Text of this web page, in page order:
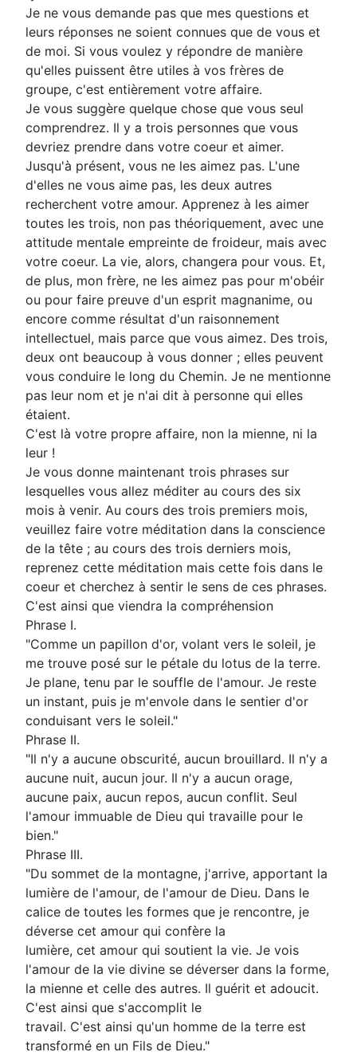
Je ne vous demande pas que mes questions et
leurs réponses ne soient connues que de vous et
de moi. Si vous voulez y répondre de manière
qu'elles puissent être utiles à vos frères de
groupe, c'est entièrement votre affaire.
Je vous suggère quelque chose que vous seul
comprendrez. Il y a trois personnes que vous
devriez prendre dans votre coeur et aimer.
Jusqu'à présent, vous ne les aimez pas. L'une
d'elles ne vous aime pas, les deux autres
recherchent votre amour. Apprenez à les aimer
toutes les trois, non pas théoriquement, avec une
attitude mentale empreinte de froideur, mais avec
votre coeur. La vie, alors, changera pour vous. Et,
de plus, mon frère, ne les aimez pas pour m'obéir
ou pour faire preuve d'un esprit magnanime, ou
encore comme résultat d'un raisonnement
intellectuel, mais parce que vous aimez. Des trois,
deux ont beaucoup à vous donner ; elles peuvent
vous conduire le long du Chemin. Je ne mentionne
pas leur nom et je n'ai dit à personne qui elles
étaient.
C'est là votre propre affaire, non la mienne, ni la
leur !
Je vous donne maintenant trois phrases sur
lesquelles vous allez méditer au cours des six
mois à venir. Au cours des trois premiers mois,
veuillez faire votre méditation dans la conscience
de la tête ; au cours des trois derniers mois,
reprenez cette méditation mais cette fois dans le
coeur et cherchez à sentir le sens de ces phrases.
C'est ainsi que viendra la compréhension
Phrase I.
"Comme un papillon d'or, volant vers le soleil, je
me trouve posé sur le pétale du lotus de la terre.
Je plane, tenu par le souffle de l'amour. Je reste
un instant, puis je m'envole dans le sentier d'or
conduisant vers le soleil."
Phrase II.
"Il n'y a aucune obscurité, aucun brouillard. Il n'y a
aucune nuit, aucun jour. Il n'y a aucun orage,
aucune paix, aucun repos, aucun conflit. Seul
l'amour immuable de Dieu qui travaille pour le
bien."
Phrase III.
"Du sommet de la montagne, j'arrive, apportant la
lumière de l'amour, de l'amour de Dieu. Dans le
calice de toutes les formes que je rencontre, je
déverse cet amour qui confère la
lumière, cet amour qui soutient la vie. Je vois
l'amour de la vie divine se déverser dans la forme,
la mienne et celle des autres. Il guérit et adoucit.
C'est ainsi que s'accomplit le
travail. C'est ainsi qu'un homme de la terre est
transformé en un Fils de Dieu."